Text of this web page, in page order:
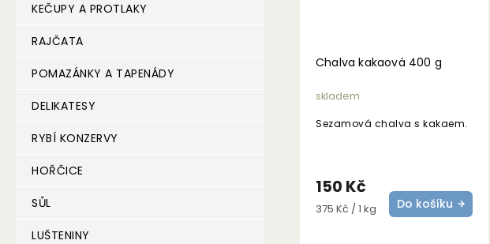
KEČUPY A PROTLAKY
RAJČATA
POMAZÁNKY A TAPENÁDY
DELIKATESY
RYBÍ KONZERVY
HOŘČICE
SŮL
LUŠTENINY
Chalva kakaová 400 g
skladem
150 Kč
Měrná
375 Kč / 1 kg Do košíku
Sezamová chalva s kakaem.